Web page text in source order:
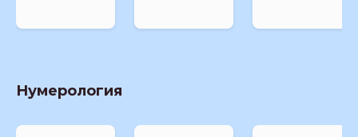
Нумерология